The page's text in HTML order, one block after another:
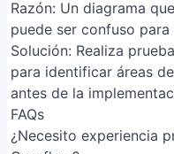
Razón: Un diagrama
puede ser confuso
Solución: Realiza
para identificar áreas
antes de la
FAQs
¿Necesito experiencia